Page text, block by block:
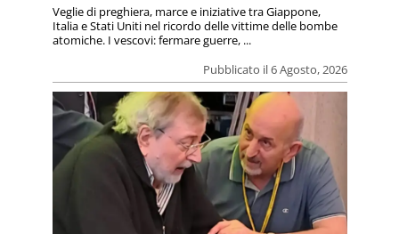
Pubblicato il 6 Agosto, 2026
Veglie di preghiera, marce e iniziative tra Giappone,
Italia e Stati Uniti nel ricordo delle vittime delle bombe
atomiche. I vescovi: fermare guerre, ...